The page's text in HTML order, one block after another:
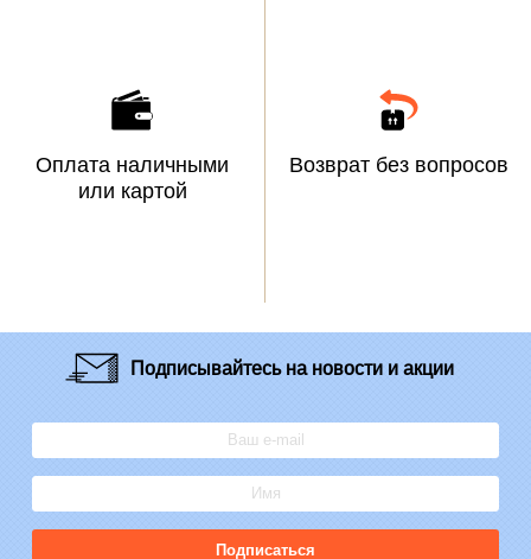
Оплата наличными
или картой
Возврат без вопросов
Подписывайтесьна новости и акции
Подписаться